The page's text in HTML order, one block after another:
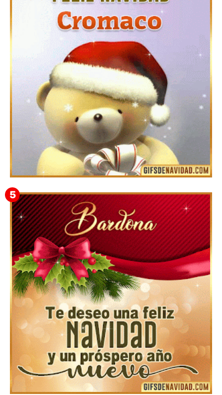
Te deseo una Feliz Navidad Barsimea
Feliz Navidad Cromaco